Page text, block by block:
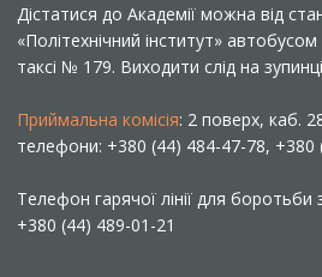
Дістатися до Академії можна від
«Політехнічний інститут»
таксі № 179. Виходити слід на
Приймальна комісія: 2 поверх, каб.
телефони: +380 (44) 484-47-78, +380
Телефон гарячої лінії для боротьби
+380 (44) 489-01-21